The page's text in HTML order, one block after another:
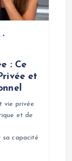
: Ce
et
vie privée
et de
sa capacité